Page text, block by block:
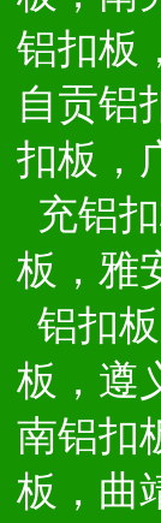
铝扣板
自贡铝
扣板，
充铝
板，雅
铝扣
板，遵
南铝扣
板，曲